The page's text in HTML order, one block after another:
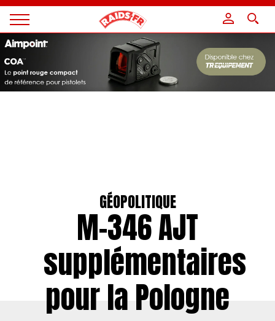
Magazine
Raids
GÉOPOLITIQUE
M-346 AJT
supplémentaires
pour la Pologne
Panneau de gestion des cookies